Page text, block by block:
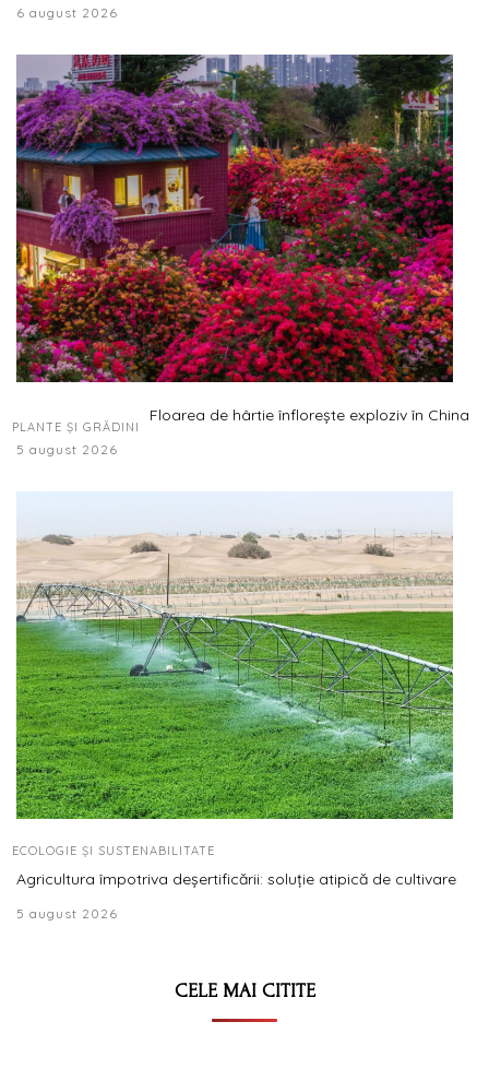
6 august 2026
PLANTE ȘI GRĂDINI
Floarea de hârtie înflorește exploziv în China
5 august 2026
ECOLOGIE ȘI SUSTENABILITATE
Agricultura împotriva deșertificării: soluție atipică de cultivare
5 august 2026
CELE MAI CITITE